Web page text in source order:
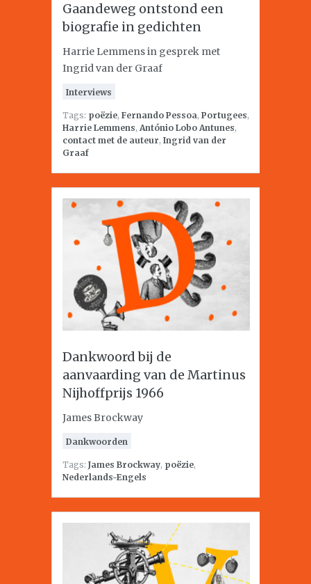
Gaandeweg ontstond een
biografie in gedichten
Harrie Lemmens in gesprek met
Ingrid van der Graaf
Interviews
Tags: poëzie, Fernando Pessoa, Portugees,
Harrie Lemmens, António Lobo Antunes,
contact met de auteur, Ingrid van der
Graaf
Dankwoord bij de
aanvaarding van de Martinus
Nijhoffprijs 1966
James Brockway
Dankwoorden
Tags: James Brockway, poëzie,
Nederlands-Engels